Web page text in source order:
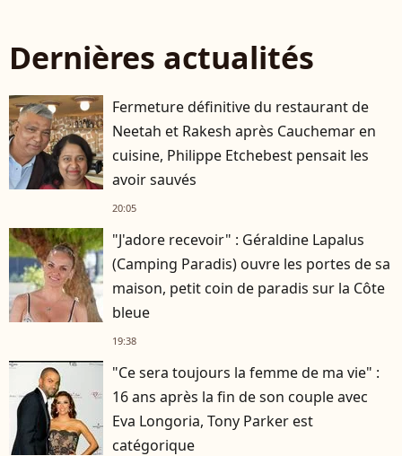
Dernières actualités
Fermeture définitive du restaurant de
Neetah et Rakesh après Cauchemar en
cuisine, Philippe Etchebest pensait les
avoir sauvés
20:05
"J'adore recevoir" : Géraldine Lapalus
(Camping Paradis) ouvre les portes de sa
maison, petit coin de paradis sur la Côte
bleue
19:38
"Ce sera toujours la femme de ma vie" :
16 ans après la fin de son couple avec
Eva Longoria, Tony Parker est
catégorique